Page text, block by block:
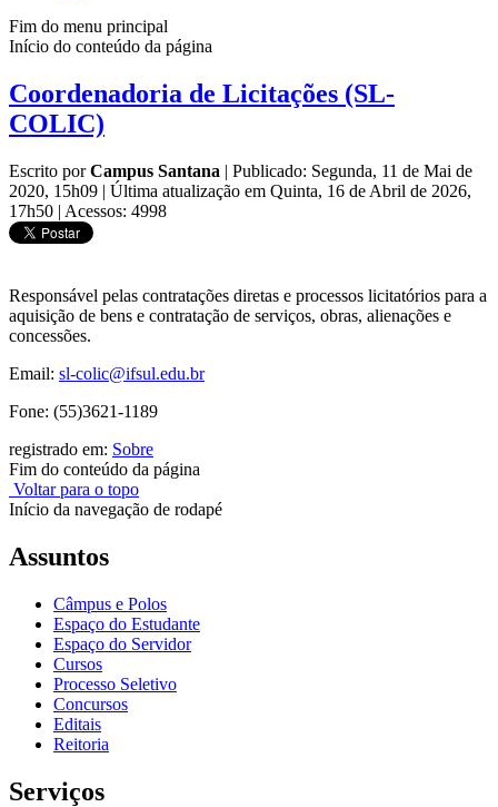
Fim do menu principal
Início do conteúdo da página
Coordenadoria de Licitações (SL-
COLIC)
Escrito porCampus Santana | Publicado: Segunda, 11 de Mai de
2020, 15h09 | Última atualização em Quinta, 16 de Abril de 2026,
17h50 | Acessos: 4998
Responsável pelas contratações diretas e processos licitatórios para a
aquisição de bens e contratação de serviços, obras, alienações e
concessões.
Email: sl-colic@ifsul.edu.br
Fone: (55)3621-1189
registrado em: Sobre
Fim do conteúdo da página
Voltar para o topo
Início da navegação de rodapé
Assuntos
Câmpus e Polos
Espaço do Estudante
Espaço do Servidor
Cursos
Processo Seletivo
Concursos
Editais
Reitoria
Serviços